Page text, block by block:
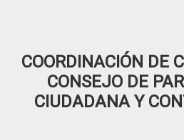
COORDINACIÓN DE
CONSEJO DE
CIUDADANA Y